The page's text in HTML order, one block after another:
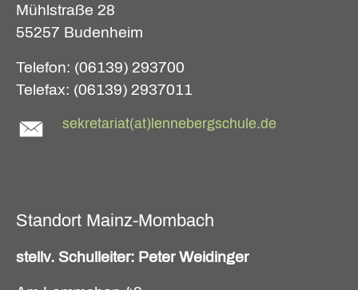
Mühlstraße 28
55257 Budenheim
Telefon: (06139) 293700
Telefax: (06139) 2937011
sekretariat(at)lennebergschule.de
Standort Mainz-Mombach
stellv. Schulleiter: Peter Weidinger